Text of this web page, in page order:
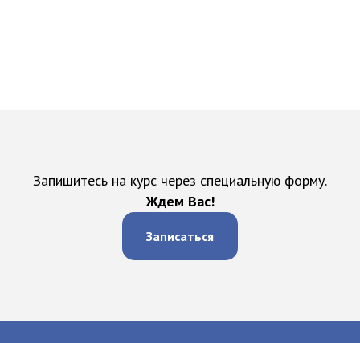
Запишитесь на курс через специальную форму.
Ждем Вас!
Записаться